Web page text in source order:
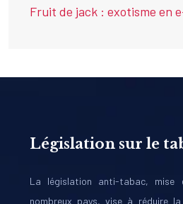
Fruit de jack : exotisme en
Législation sur le
La législation anti-tabac, mise
nombreux pays, vise à réduire